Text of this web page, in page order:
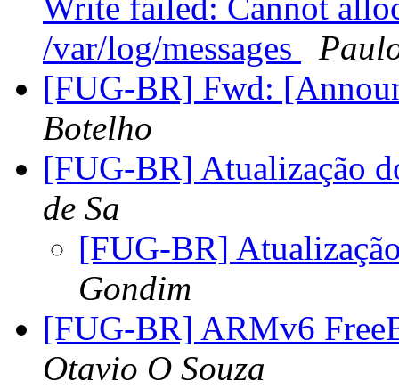
Write failed: Cannot
/var/log/messages
[FUG-BR] Fwd:
Botelho
[FUG-BR] Atualização
de Sa
[FUG-BR]
Gondim
[FUG-BR] ARMv6
Otavio O Souza